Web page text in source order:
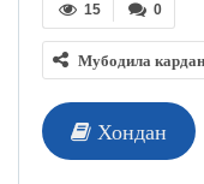
0
15
Мубодила кардан
Хондан